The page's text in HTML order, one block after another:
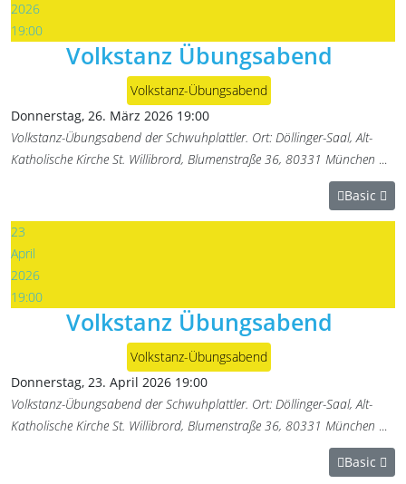
2026
19:00
Volkstanz Übungsabend
Volkstanz-Übungsabend
Donnerstag, 26. März 2026 19:00
Volkstanz-Übungsabend der Schwuhplattler. Ort: Döllinger-Saal, Alt-
Katholische Kirche St. Willibrord, Blumenstraße 36, 80331 München ...
Basic
23
April
2026
19:00
Volkstanz Übungsabend
Volkstanz-Übungsabend
Donnerstag, 23. April 2026 19:00
Volkstanz-Übungsabend der Schwuhplattler. Ort: Döllinger-Saal, Alt-
Katholische Kirche St. Willibrord, Blumenstraße 36, 80331 München ...
Basic